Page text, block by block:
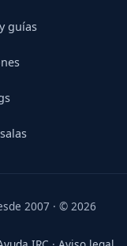
guías
2007 · © 2026